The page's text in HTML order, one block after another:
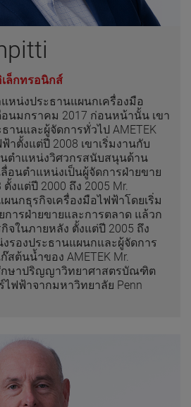
ล็กทรอนิกส์
แหน่งประธานแผนกเครื่องมือ
นมกราคม 2017 ก่อนหน้านั้น เขา
านและผู้จัดการทั่วไป AMETEK
าตั้งแต่ปี 2008 เขาเริ่มงานกับ
นตำแหน่งวิศวกรสนับสนุนด้าน
อนตำแหน่งเป็นผู้จัดการฝ่ายขาย
งแต่ปี 2000 ถึง 2005 Mr.
นกธุรกิจเครื่องมือไฟฟ้าโดยเริ่ม
ารฝ่ายขายและการตลาด แล้วก
จในภายหลัง ตั้งแต่ปี 2005 ถึง
งรองประธานแผนกและผู้จัดการ
ต้นน้ำของ AMETEK Mr.
กษาปริญญาวิทยาศาสตรบัณฑิต
ฟฟ้าจากมหาวิทยาลัย Penn